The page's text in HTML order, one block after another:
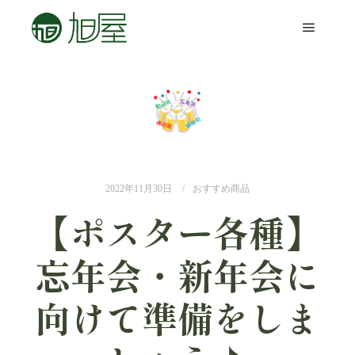
2022年11月30日 おすすめ商品
【ポスター各種】
忘年会・新年会に
向けて準備をしま